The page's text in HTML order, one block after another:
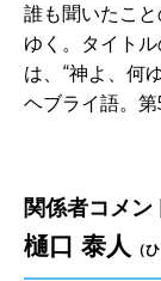
誰も聞いたこ
ゆく。タイト
は、 “神よ、何
ヘブライ語。第
関係者コメン
樋口 泰人 （